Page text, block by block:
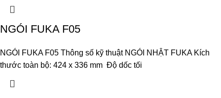
NGÓI FUKA F05
NGÓI FUKA F05 Thông số kỹ thuật NGÓI NHẬT FUKA Kích
thước toàn bộ: 424 x 336 mm Độ dốc tối